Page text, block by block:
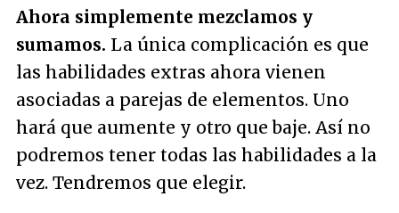
Ahora simplemente mezclamos y
sumamos. La única complicación es que
las habilidades extras ahora vienen
asociadas a parejas de elementos. Uno
hará que aumente y otro que baje. Así no
podremos tener todas las habilidades a la
vez. Tendremos que elegir.